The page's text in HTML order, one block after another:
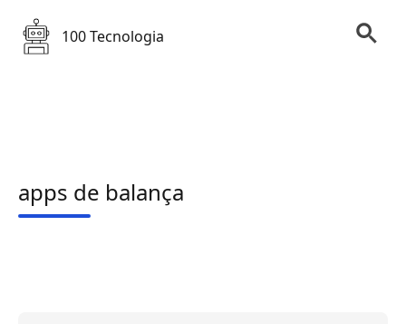
100 Tecnologia
apps de balança